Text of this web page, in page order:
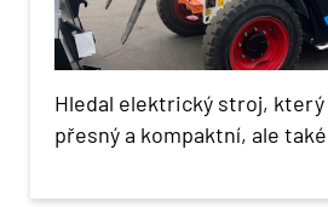
Hledal elektrický stroj, který
přesný a kompaktní, ale